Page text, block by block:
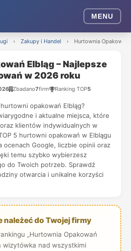
MENU
› Zakupy i Handel › Hurtownia
Elbląg – Najlepsze
w 2026 roku
Zbadano7firm Ranking TOP5
opakowań Elbląg?
i aktualne miejsca, które
klientów indywidualnych w
5 hurtowni opakowań w Elblągu
ocenach Google, liczbie opinii oraz
temu szybko wybierzesz
do Twoich potrzeb. Sprawdź
otwarcia i unikalne korzyści
należeć do Twojej firmy
„Hurtownia Opakowań
nad wszystkimi